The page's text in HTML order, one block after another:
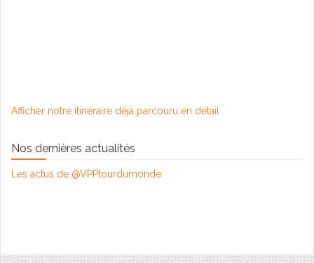
Afficher notre itinéraire déjà parcouru en détail
Nos dernières actualités
Les actus de @VPPtourdumonde